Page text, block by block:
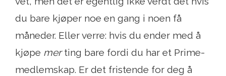
du bare kjøper noe en gang i noen få
måneder. Eller verre: hvis du ender med å
kjøpe merting bare fordi du har et Prime-
medlemskap. Er det fristende for deg å